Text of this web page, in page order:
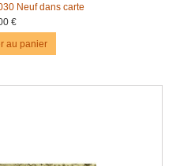
Neuf dans carte
€
au panier